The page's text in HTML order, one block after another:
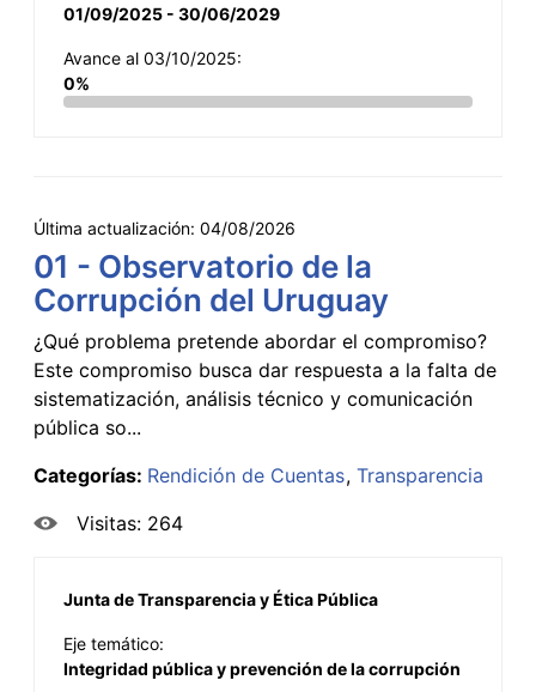
01/09/2025 - 30/06/2029
Avance al 03/10/2025:
0%
Última actualización: 04/08/2026
01 - Observatorio de la
Corrupción del Uruguay
¿Qué problema pretende abordar el compromiso?
Este compromiso busca dar respuesta a la falta de
sistematización, análisis técnico y comunicación
pública so...
Categorías: Rendición de Cuentas Transparencia
Visitas: 264
Junta de Transparencia y Ética Pública
Eje temático:
Integridad pública y prevención de la corrupción